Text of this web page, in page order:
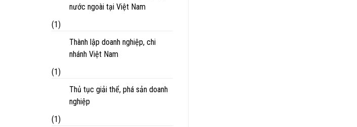
nước ngoài tại Việt Nam
(1)
Thành lập doanh nghiệp, chi
nhánh Việt Nam
(1)
Thủ tục giải thể, phá sản doanh
nghiệp
(1)